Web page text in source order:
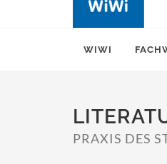
WIWI
PRAXIS DES